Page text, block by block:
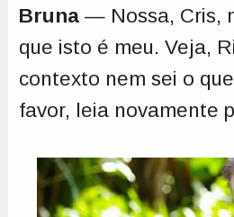
Bruna— Nossa, Cris,
que isto é meu. Veja,
contexto nem sei o
favor, leia novamente